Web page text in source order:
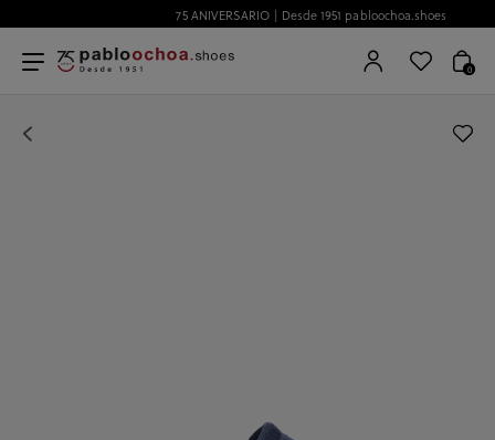
75 ANIVERSARIO | Desde 1951 pabloochoa.shoes
0